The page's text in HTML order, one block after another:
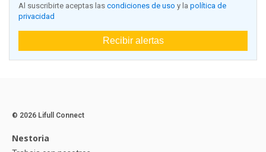
Al suscribirte aceptas las condiciones de uso y la política de
privacidad
Recibir alertas
© 2026 Lifull Connect
Nestoria